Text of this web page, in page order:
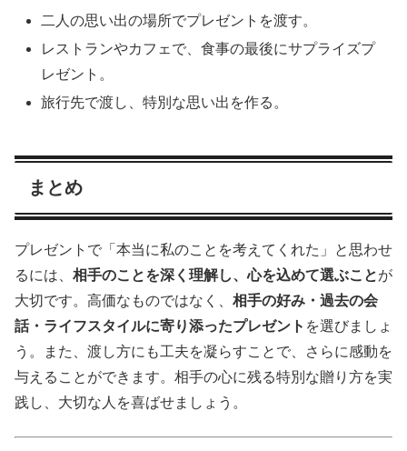
二人の思い出の場所でプレゼントを渡す。
レストランやカフェで、食事の最後にサプライズプ
レゼント。
旅行先で渡し、特別な思い出を作る。
まとめ
プレゼントで「本当に私のことを考えてくれた」と思わせ
るには、 相手のことを深く理解し、心を込めて選ぶことが
大切です。高価なものではなく、 相手の好み・過去の会
話・ライフスタイルに寄り添ったプレゼント を選びましょ
う。また、渡し方にも工夫を凝らすことで、さらに感動を
与えることができます。相手の心に残る特別な贈り方を実
践し、大切な人を喜ばせましょう。